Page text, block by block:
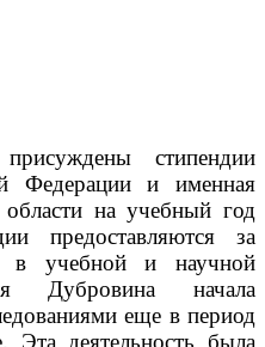
стипендии
Федерации и именная
области на учебный год
предоставляются за
в учебной и научной
Дубровина начала
еще в период